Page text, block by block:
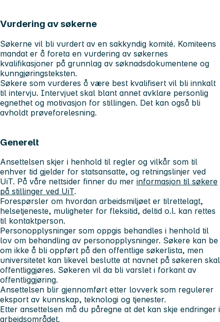
Vurdering av søkerne
Søkerne vil bli vurdert av en sakkyndig komité. Komiteens
mandat er å foreta en vurdering av søkernes
kvalifikasjoner på grunnlag av søknadsdokumentene og
kunngjøringsteksten.
Søkere som vurderes å være best kvalifisert vil bli innkalt
til intervju. Intervjuet skal blant annet avklare personlig
egnethet og motivasjon for stillingen. Det kan også bli
avholdt prøveforelesning.
Generelt
Ansettelsen skjer i henhold til regler og vilkår som til
enhver tid gjelder for statsansatte, og retningslinjer ved
UiT. På våre nettsider finner du mer informasjon til søkere
på stillinger ved UiT.
Forespørsler om hvordan arbeidsmiljøet er tilrettelagt,
helsetjeneste, muligheter for fleksitid, deltid o.l. kan rettes
til kontaktperson.
Personopplysninger som oppgis behandles i henhold til
lov om behandling av personopplysninger. Søkere kan be
om ikke å bli oppført på den offentlige søkerlista, men
universitetet kan likevel beslutte at navnet på søkeren skal
offentliggjøres. Søkeren vil da bli varslet i forkant av
offentliggjøring.
Ansettelsen blir gjennomført etter lovverk som regulerer
eksport av kunnskap, teknologi og tjenester.
Etter ansettelsen må du påregne at det kan skje endringer i
arbeidsområdet.